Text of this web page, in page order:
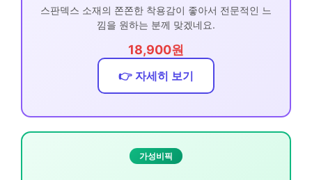
스판덱스 소재의 쫀쫀한 착용감이 좋아서 전문적인 느
낌을 원하는 분께 맞겠네요.
18,900원
👉 자세히 보기
가성비픽